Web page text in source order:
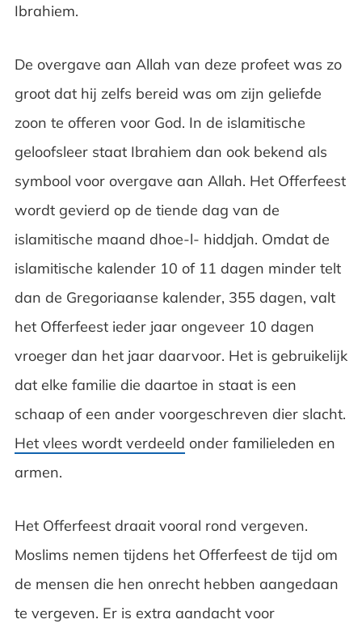
Ibrahiem.
De overgave aan Allah van deze profeet was zo
groot dat hij zelfs bereid was om zijn geliefde
zoon te offeren voor God. In de islamitische
geloofsleer staat Ibrahiem dan ook bekend als
symbool voor overgave aan Allah. Het Offerfeest
wordt gevierd op de tiende dag van de
islamitische maand dhoe-l- hiddjah. Omdat de
islamitische kalender 10 of 11 dagen minder telt
dan de Gregoriaanse kalender, 355 dagen, valt
het Offerfeest ieder jaar ongeveer 10 dagen
vroeger dan het jaar daarvoor. Het is gebruikelijk
dat elke familie die daartoe in staat is een
schaap of een ander voorgeschreven dier slacht.
Het vlees wordt verdeeld onder familieleden en
armen.
Het Offerfeest draait vooral rond vergeven.
Moslims nemen tijdens het Offerfeest de tijd om
de mensen die hen onrecht hebben aangedaan
te vergeven. Er is extra aandacht voor